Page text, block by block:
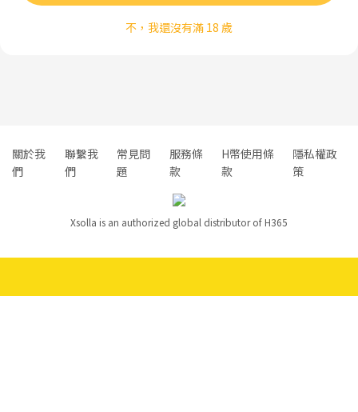
不，我還沒有滿 18 歲
關於我
們
聯繫我
們
常見問
題
服務條
款
H幣使用條
款
隱私權政
策
Xsolla is an authorized global distributor of H365